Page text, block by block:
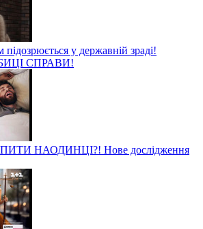
у державній зраді!
СПРАВИ!
НАОДИНЦІ?! Нове дослідження